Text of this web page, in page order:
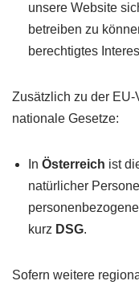
unsere Website
betreiben zu
berechtigtes
Zusätzlich zu der
nationale Gesetze:
In Österreich ist
natürlicher
kurz DSG.
Sofern weitere